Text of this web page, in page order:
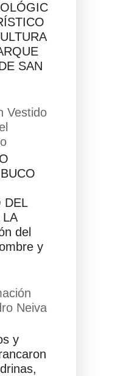
SAN
Vestido
DEL
del
y
Neiva
y